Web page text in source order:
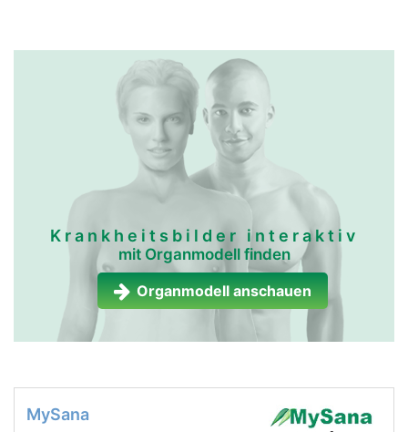
Krankheitsbilder interaktiv
mit Organmodell finden
Organmodell anschauen
MySana